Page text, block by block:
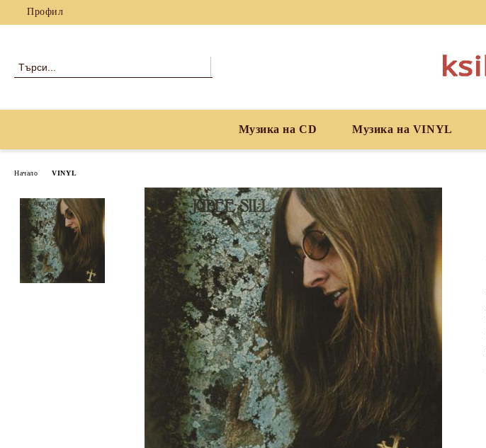
Профил
Музика на CD Музика на VINYL
Начало VINYL